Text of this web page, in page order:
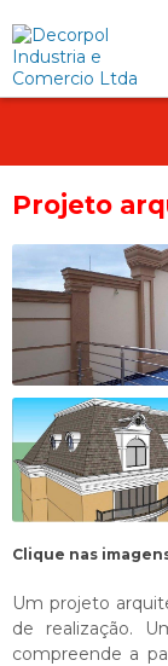
Projeto
Clique nas
Um projeto
de realização.
compreende a